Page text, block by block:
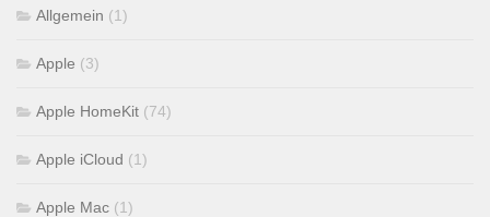
Allgemein (1)
Apple (3)
Apple HomeKit (74)
Apple iCloud (1)
Apple Mac (1)